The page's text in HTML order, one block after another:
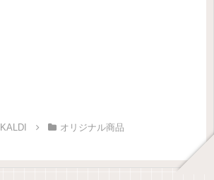
KALDI オリジナル商品